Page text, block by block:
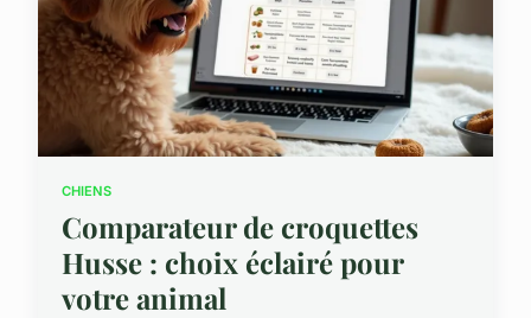
CHIENS
Comparateur de croquettes
Husse : choix éclairé pour
votre animal